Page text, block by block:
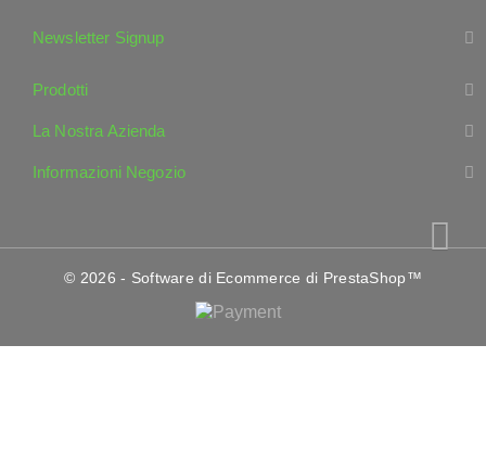
Newsletter Signup
Prodotti
La Nostra Azienda
Informazioni Negozio
© 2026 - Software di Ecommerce di PrestaShop™